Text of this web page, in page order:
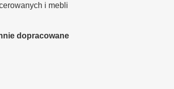
i mebli
dopracowane